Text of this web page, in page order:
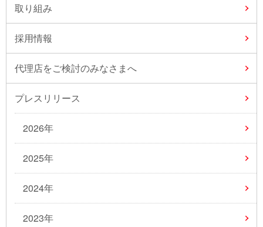
取り組み
採用情報
代理店をご検討のみなさまへ
プレスリリース
2026年
2025年
2024年
2023年